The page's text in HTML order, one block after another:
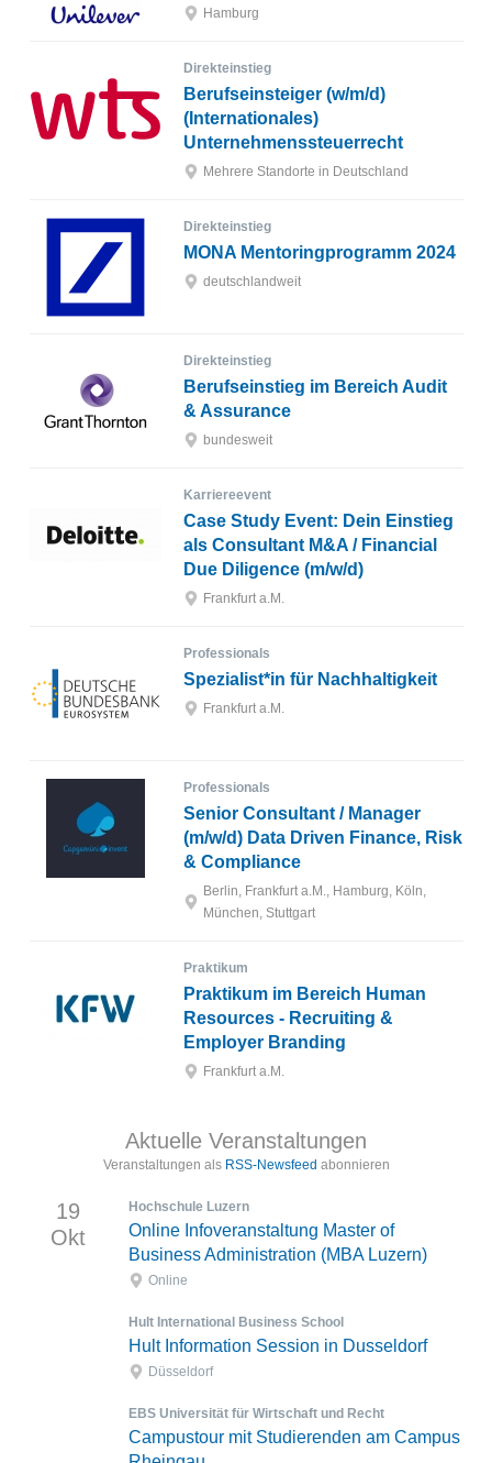
Hamburg
Direkteinstieg
Berufseinsteiger (w/m/d)
(Internationales)
Unternehmenssteuerrecht
Mehrere Standorte in Deutschland
Direkteinstieg
MONA Mentoringprogramm 2024
deutschlandweit
Direkteinstieg
Berufseinstieg im Bereich Audit
& Assurance
bundesweit
Karriereevent
Case Study Event: Dein Einstieg
als Consultant M&A / Financial
Due Diligence (m/w/d)
Frankfurt a.M.
Professionals
Spezialist*in für Nachhaltigkeit
Frankfurt a.M.
Professionals
Senior Consultant / Manager
(m/w/d) Data Driven Finance, Risk
& Compliance
Berlin, Frankfurt a.M., Hamburg, Köln,
München, Stuttgart
Praktikum
Praktikum im Bereich Human
Resources - Recruiting &
Employer Branding
Frankfurt a.M.
Aktuelle Veranstaltungen
Veranstaltungen als RSS-Newsfeed abonnieren
19
Okt
Hochschule Luzern
Online Infoveranstaltung Master of
Business Administration (MBA Luzern)
Online
Hult International Business School
Hult Information Session in Dusseldorf
Düsseldorf
EBS Universität für Wirtschaft und Recht
Campustour mit Studierenden am Campus